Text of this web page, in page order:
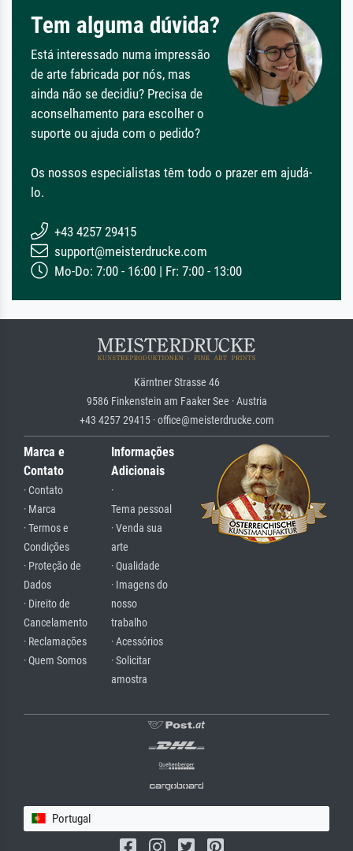
Tem alguma dúvida?
Está interessado numa impressão
de arte fabricada por nós, mas
ainda não se decidiu? Precisa de
aconselhamento para escolher o
suporte ou ajuda com o pedido?
Os nossos especialistas têm todo o prazer em ajudá-
lo.
+43 4257 29415
support@meisterdrucke.com
Mo-Do: 7:00 - 16:00 | Fr: 7:00 - 13:00
Kärntner Strasse 46
9586 Finkenstein am Faaker See · Austria
+43 4257 29415 · office@meisterdrucke.com
Marca e
Contato
· Contato
· Marca
· Termos e
Condições
· Proteção de
Dados
· Direito de
Cancelamento
· Reclamações
· Quem Somos
Informações
Adicionais
·
Tema pessoal
· Venda sua
arte
· Qualidade
· Imagens do
nosso
trabalho
· Acessórios
· Solicitar
amostra
Portugal